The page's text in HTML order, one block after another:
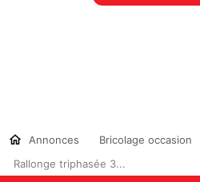
Annonces Bricolage occasion
Rallonge triphasée 3...